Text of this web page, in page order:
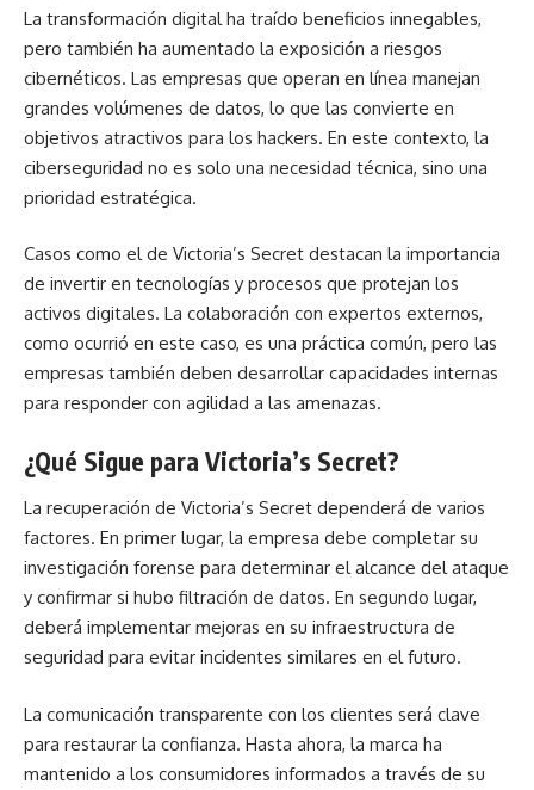
La transformación digital ha traído beneficios innegables,
pero también ha aumentado la exposición a riesgos
cibernéticos. Las empresas que operan en línea manejan
grandes volúmenes de datos, lo que las convierte en
objetivos atractivos para los hackers. En este contexto, la
ciberseguridad no es solo una necesidad técnica, sino una
prioridad estratégica.
Casos como el de Victoria’s Secret destacan la importancia
de invertir en tecnologías y procesos que protejan los
activos digitales. La colaboración con expertos externos,
como ocurrió en este caso, es una práctica común, pero las
empresas también deben desarrollar capacidades internas
para responder con agilidad a las amenazas.
¿Qué Sigue para Victoria’s Secret?
La recuperación de Victoria’s Secret dependerá de varios
factores. En primer lugar, la empresa debe completar su
investigación forense para determinar el alcance del ataque
y confirmar si hubo filtración de datos. En segundo lugar,
deberá implementar mejoras en su infraestructura de
seguridad para evitar incidentes similares en el futuro.
La comunicación transparente con los clientes será clave
para restaurar la confianza. Hasta ahora, la marca ha
mantenido a los consumidores informados a través de su